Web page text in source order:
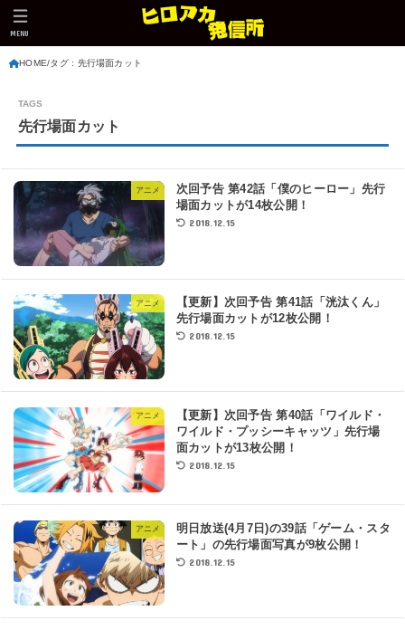
MENU
HOME タグ : 先行場面カット
先行場面カット
アニメ
次回予告 第42話「僕のヒーロー」先行
場面カットが14枚公開！
2018.12.15
アニメ
【更新】次回予告 第41話「洸汰くん」
先行場面カットが12枚公開！
2018.12.15
アニメ
【更新】次回予告 第40話「ワイルド・
ワイルド・プッシーキャッツ」先行場
面カットが13枚公開！
2018.12.15
アニメ
明日放送(4月7日)の39話「ゲーム・スタ
ート」の先行場面写真が9枚公開！
2018.12.15